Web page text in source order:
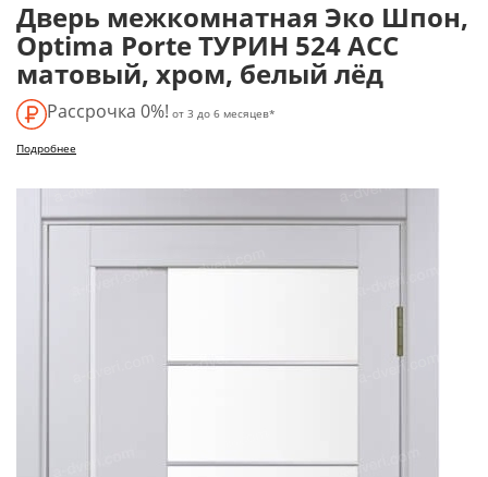
Дверь межкомнатная Эко Шпон,
Optima Porte ТУРИН 524 АСС
матовый, хром, белый лёд
Рассрочка 0%! от 3 до 6 месяцев*
Подробнее